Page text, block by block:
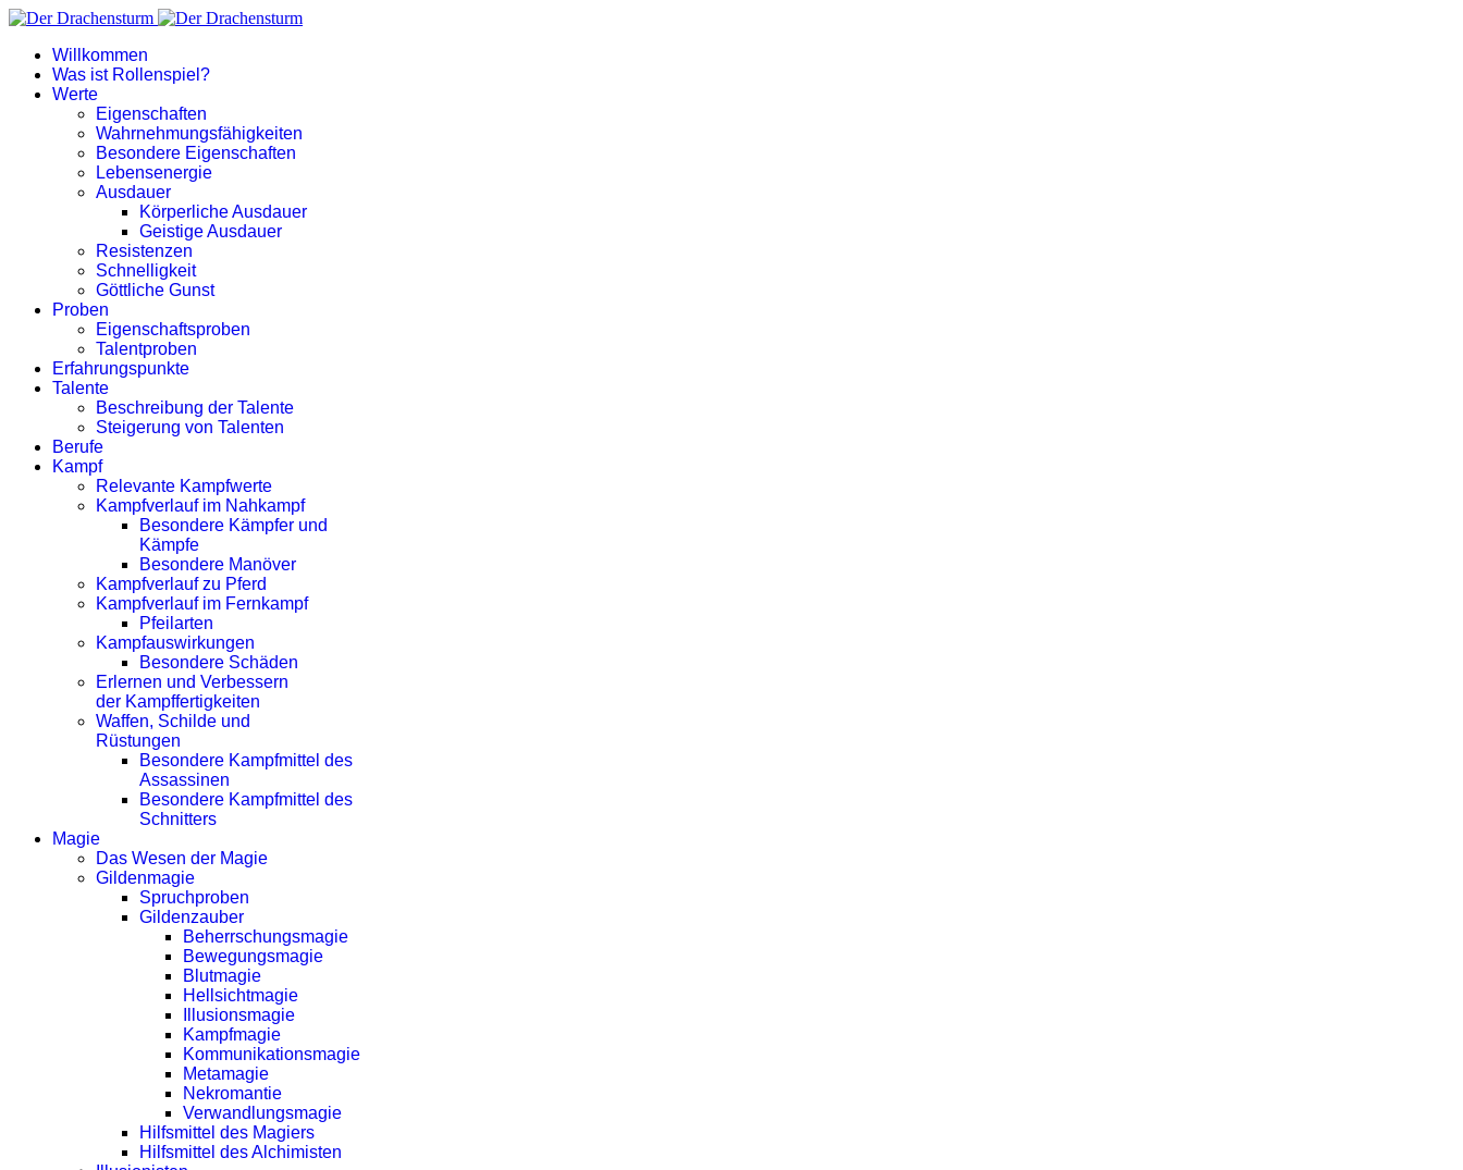
Willkommen
Was ist Rollenspiel?
Werte
Eigenschaften
Wahrnehmungsfähigkeiten
Besondere Eigenschaften
Lebensenergie
Ausdauer
Körperliche Ausdauer
Geistige Ausdauer
Resistenzen
Schnelligkeit
Göttliche Gunst
Proben
Eigenschaftsproben
Talentproben
Erfahrungspunkte
Talente
Beschreibung der Talente
Steigerung von Talenten
Berufe
Kampf
Relevante Kampfwerte
Kampfverlauf im Nahkampf
Besondere Kämpfer und
Kämpfe
Besondere Manöver
Kampfverlauf zu Pferd
Kampfverlauf im Fernkampf
Pfeilarten
Kampfauswirkungen
Besondere Schäden
Erlernen und Verbessern
der Kampffertigkeiten
Waffen, Schilde und
Rüstungen
Besondere Kampfmittel des
Assassinen
Besondere Kampfmittel des
Schnitters
Magie
Das Wesen der Magie
Gildenmagie
Spruchproben
Gildenzauber
Beherrschungsmagie
Bewegungsmagie
Blutmagie
Hellsichtmagie
Illusionsmagie
Kampfmagie
Kommunikationsmagie
Metamagie
Nekromantie
Verwandlungsmagie
Hilfsmittel des Magiers
Hilfsmittel des Alchimisten